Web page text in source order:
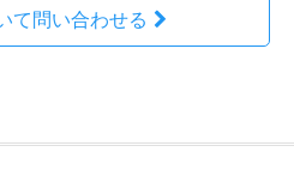
て問い合わせる